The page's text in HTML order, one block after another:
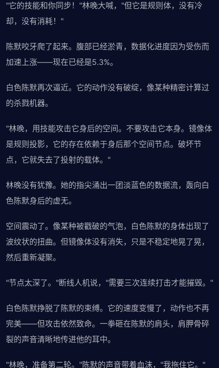
"它的技能和你同步！"林晚大喊，"但它是规则体，没有冷
却，没有消耗！"
陈默咬牙爬了起来。腹部已经淤青，数据化进度因为受伤而
加速上涨——现在已经是5.3%。
白色陈默再次逼近。它的动作没有破绽，像某种精密计算过
的杀戮机器。
"林晚，用技能攻击它身后的空间。不要攻击它本身。镜像体
是规则投影，它的存在依赖于身后那个空间节点。破坏节
点，它就失去了投射的载体。"
林晚没有犹豫。她的指尖涌出一团淡蓝色的数据流，轰向白
色陈默身后的虚无。
空间震动了。像某种被戳破的气泡，白色陈默的身体出现了
波纹状的扭曲。但镜像体没有消失，只是不稳定地晃了晃，
然后重新凝聚。
"节点太深了。"断线人机说，"需要三次连续打击才能摧毁。"
白色陈默挣脱了陈默的束缚。它的速度变慢了，动作也不再
完美——但攻击依然致命。一拳砸在陈默的肩头，肩胛骨碎
裂的声音清晰地传进他的耳中。
"林晚，准备第二轮。"陈默的声音带着血沫，"我拖住它。"